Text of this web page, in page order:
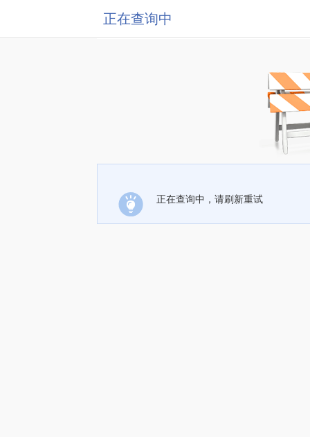
正在查询中
正在查询中，请刷新重试